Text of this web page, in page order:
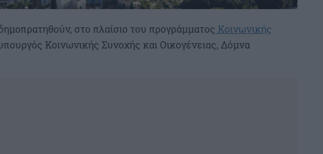
στο πλαίσιο του προγράμματος Κοινωνικής
Κοινωνικής Συνοχής και Οικογένειας, Δόμνα